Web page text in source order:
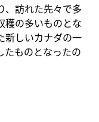
、訪れた先々で多
穫の多いものとな
新しいカナダの一
たものとなったの